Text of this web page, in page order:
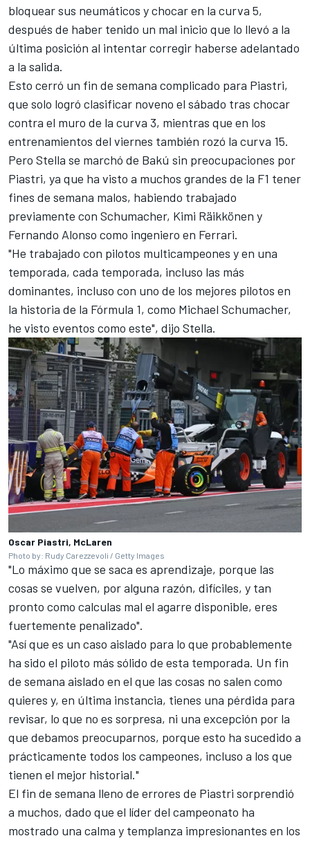
bloquear sus neumáticos y chocar en la curva 5,
después de haber tenido un mal inicio que lo llevó a la
última posición al intentar corregir haberse adelantado
a la salida.
Esto cerró un fin de semana complicado para Piastri,
que solo logró clasificar noveno el sábado tras chocar
contra el muro de la curva 3, mientras que en los
entrenamientos del viernes también rozó la curva 15.
Pero Stella se marchó de Bakú sin preocupaciones por
Piastri, ya que ha visto a muchos grandes de la F1 tener
fines de semana malos, habiendo trabajado
previamente con Schumacher, Kimi Räikkönen y
Fernando Alonso como ingeniero en Ferrari.
"He trabajado con pilotos multicampeones y en una
temporada, cada temporada, incluso las más
dominantes, incluso con uno de los mejores pilotos en
la historia de la Fórmula 1, como Michael Schumacher,
he visto eventos como este", dijo Stella.
Oscar Piastri, McLaren
Photo by: Rudy Carezzevoli / Getty Images
"Lo máximo que se saca es aprendizaje, porque las
cosas se vuelven, por alguna razón, difíciles, y tan
pronto como calculas mal el agarre disponible, eres
fuertemente penalizado".
"Así que es un caso aislado para lo que probablemente
ha sido el piloto más sólido de esta temporada. Un fin
de semana aislado en el que las cosas no salen como
quieres y, en última instancia, tienes una pérdida para
revisar, lo que no es sorpresa, ni una excepción por la
que debamos preocuparnos, porque esto ha sucedido a
prácticamente todos los campeones, incluso a los que
tienen el mejor historial."
El fin de semana lleno de errores de Piastri sorprendió
a muchos, dado que el líder del campeonato ha
mostrado una calma y templanza impresionantes en los